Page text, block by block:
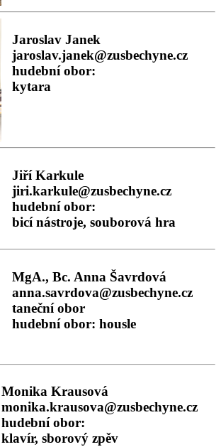
Jaroslav Janek
jaroslav.janek@zusbechyne.cz
hudební obor:
kytara
Jiří Karkule
jiri.karkule@zusbechyne.cz
hudební obor:
bicí nástroje, souborová hra
MgA., Bc. Anna Šavrdová
anna.savrdova@zusbechyne.cz
taneční obor
hudební obor: housle
Monika Krausová
monika.krausova@zusbechyne.cz
hudební obor:
klavír, sborový zpěv